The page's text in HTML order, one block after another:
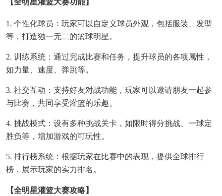
【全明星灌篮大赛功能】
1. 个性化球员：玩家可以自定义球员外观，包括服装、发型
等，打造独一无二的篮球明星。
2. 训练系统：通过完成比赛和任务，提升球员的各项属性，
如力量、速度、弹跳等。
3. 社交互动：支持好友对战功能，玩家可以邀请朋友一起参
与比赛，共同享受灌篮的乐趣。
4. 挑战模式：设有多种挑战关卡，如限时得分挑战、一球定
胜负等，增加游戏的可玩性。
5. 排行榜系统：根据玩家在比赛中的表现，提供全球排行
榜，展示玩家的实力排名。
【全明星灌篮大赛攻略】